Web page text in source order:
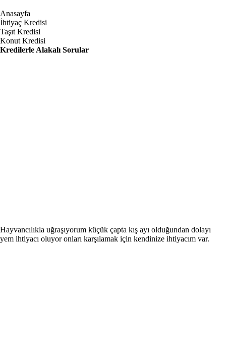
Anasayfa
İhtiyaç Kredisi
Taşıt Kredisi
Konut Kredisi
Kredilerle Alakalı Sorular
Hayvancılıkla uğraşıyorum küçük çapta kış ayı olduğundan dolayı
yem ihtiyacı oluyor onları karşılamak için kendinize ihtiyacım var.